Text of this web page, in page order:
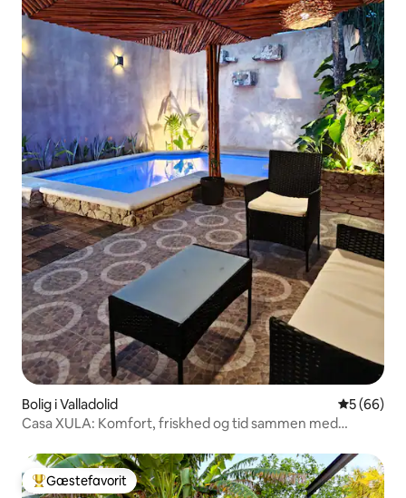
Bolig i Valladolid 5 ud af 5 i
5 (66)
Casa XULA: Komfort, friskhed og tid sammen med
Bedste gæstefavorit
Gæstefavorit